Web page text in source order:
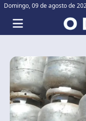
Domingo,09 de agosto de